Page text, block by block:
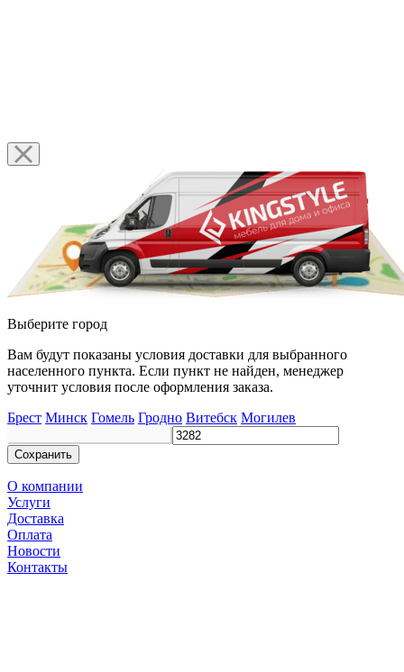
Выберите город
Вам будут показаны условия доставки для выбранного
населенного пункта. Если пункт не найден, менеджер
уточнит условия после оформления заказа.
Брест Минск Гомель Гродно Витебск Могилев
Сохранить
О компании
Услуги
Доставка
Оплата
Новости
Контакты